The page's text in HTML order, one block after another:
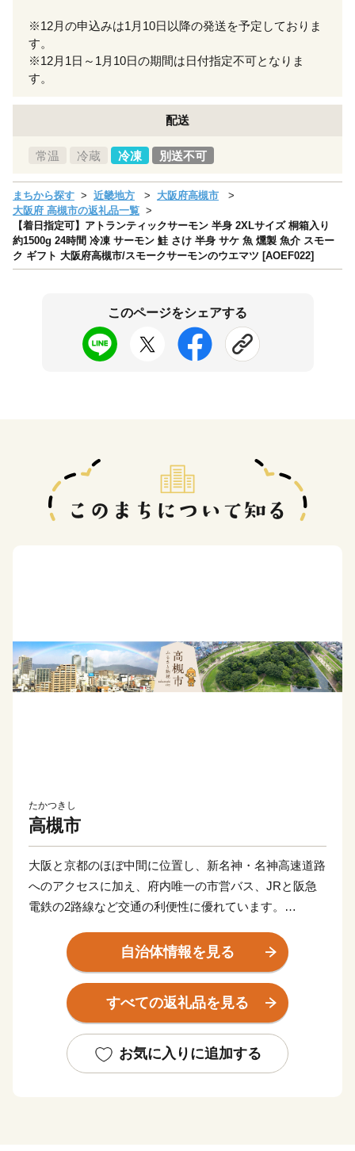
※12月の申込みは1月10日以降の発送を予定しておりま
す。
※12月1日～1月10日の期間は日付指定不可となりま
す。
配送
常温 冷蔵 冷凍 別送不可
まちから探す 近畿地方
大阪府高槻市
大阪府 高槻市の返礼品一覧
【着日指定可】アトランティックサーモン 半身 2XLサイズ 桐箱入り
約1500g 24時間 冷凍 サーモン 鮭 さけ 半身 サケ 魚 燻製 魚介 スモー
ク ギフト 大阪府高槻市/スモークサーモンのウエマツ [AOEF022]
このページをシェアする
たかつきし
高槻市
大阪と京都のほぼ中間に位置し、新名神・名神高速道路
へのアクセスに加え、府内唯一の市営バス、JRと阪急
電鉄の2路線など交通の利便性に優れています。
季の移ろいを身近に感じることができます。
また、史跡や城下町の面影が残る街並みなどに加え、
2024年に将棋界の西の聖地「関西将棋会館」が完成
し、歴史と文化が大切に受け継がれています。
あふれるまちです。
自治体情報を見る
すべての返礼品を見る
お気に入りに追加する